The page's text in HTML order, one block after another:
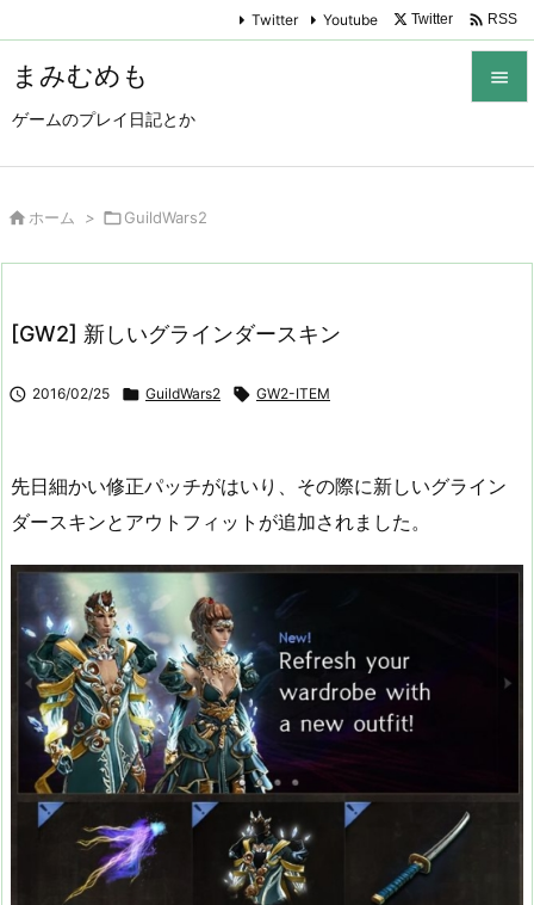
まみむめも
ゲームのプレイ日記とか

Twitter Youtube Twitter  RSS
 ホーム > GuildWars2
[GW2] 新しいグラインダースキン
 2016/02/25  GuildWars2  GW2-ITEM
先日細かい修正パッチがはいり、その際に新しいグライン
ダースキンとアウトフィットが追加されました。